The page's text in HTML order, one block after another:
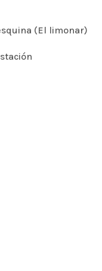
(El limonar)